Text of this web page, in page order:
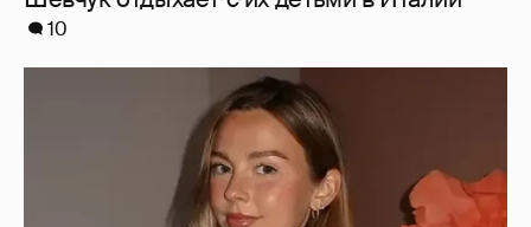
Умерла 26-летняя инфлюенсерша Сидни
Тоул, которую обвиняли в том, что её рак
"ненастоящий"
3